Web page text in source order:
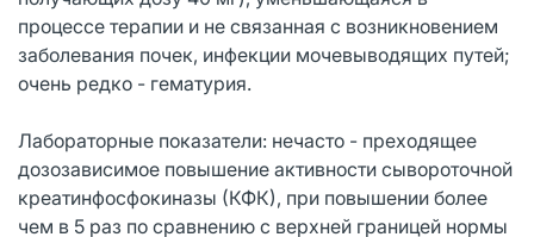
процессе терапии и не связанная с возникновением
заболевания почек, инфекции мочевыводящих путей;
очень редко - гематурия.
Лабораторные показатели: нечасто - преходящее
дозозависимое повышение активности сывороточной
креатинфосфокиназы (КФК), при повышении более
чем в 5 раз по сравнению с верхней границей нормы